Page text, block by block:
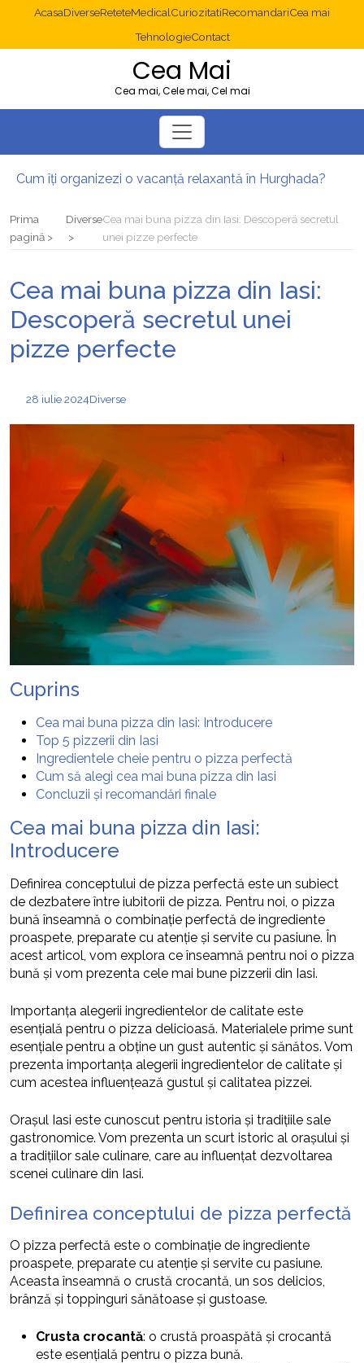
AcasaDiverseReteteMedicalCuriozitatiRecomandariCea mai
TehnologieContact
Cea Mai
Cea mai, Cele mai, Cel mai
Cum îți organizezi o vacanță relaxantă în Hurghada?
Multisite WordPress și Mastodon: cum gestionezi mai multe site-uri
Prima
pagină
DiverseCea mai buna pizza din Iasi: Descoperă secretul
unei pizze perfecte
Cea mai buna pizza din Iasi:
Descoperă secretul unei
pizze perfecte
28 iulie 2024Diverse
Cuprins
Cea mai buna pizza din Iasi: Introducere
Top 5 pizzerii din Iasi
Ingredientele cheie pentru o pizza perfectă
Cum să alegi cea mai buna pizza din Iasi
Concluzii și recomandări finale
Cea mai buna pizza din Iasi:
Introducere
Definirea conceptului de pizza perfectă este un subiect
de dezbatere între iubitorii de pizza. Pentru noi, o pizza
bună înseamnă o combinație perfectă de ingrediente
proaspete, preparate cu atenție și servite cu pasiune. În
acest articol, vom explora ce înseamnă pentru noi o pizza
bună și vom prezenta cele mai bune pizzerii din Iasi.
Importanța alegerii ingredientelor de calitate este
esențială pentru o pizza delicioasă. Materialele prime sunt
esențiale pentru a obține un gust autentic și sănătos. Vom
prezenta importanța alegerii ingredientelor de calitate și
cum acestea influențează gustul și calitatea pizzei.
Orașul Iasi este cunoscut pentru istoria și tradițiile sale
gastronomice. Vom prezenta un scurt istoric al orașului și
a tradițiilor sale culinare, care au influențat dezvoltarea
scenei culinare din Iasi.
Definirea conceptului de pizza perfectă
O pizza perfectă este o combinație de ingrediente
proaspete, preparate cu atenție și servite cu pasiune.
Aceasta înseamnă o crustă crocantă, un sos delicios,
brânză și toppinguri sănătoase și gustoase.
Crusta crocantă: o crustă proaspătă și crocantă
este esențială pentru o pizza bună.